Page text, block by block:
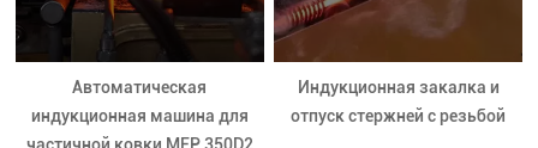
Автоматическая
индукционная машина для
Индукционная закалка и
отпуск стержней с резьбой